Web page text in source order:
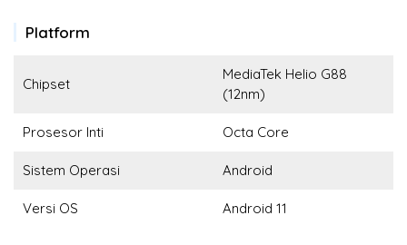
Platform
Chipset
MediaTek Helio G88
(12nm)
Prosesor Inti Octa Core
Sistem Operasi Android
Versi OS Android 11